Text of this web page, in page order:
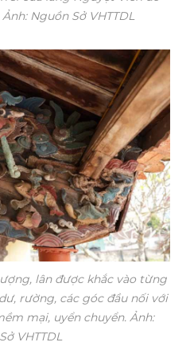
Nguồn Sở VHTTDL
lân được khắc vào từng
rường, các góc đầu nối với
mại, uyển chuyển. Ảnh:
VHTTDL